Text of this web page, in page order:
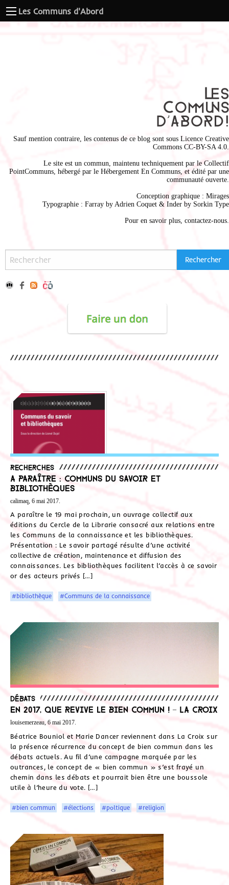
Les Communs d'Abord
Sauf mention contraire, les contenus de ce blog sont sous Licence Creative
Commons CC-BY-SA 4.0
Le site est un commun, maintenu techniquement par le Collectif
PointCommuns , hébergé par le Hébergement En Communs , et édité par une
communauté ouverte.
Conception graphique : Mirages
Typographie : Farray by Adrien Coquet & Inder by Sorkin Type
Pour en savoir plus, contactez-nous
Recherches
A paraître : Communs du savoir et
bibliothèques
calimaq, 6 mai 2017.
A paraître le 19 mai prochain, un ouvrage collectif aux
éditions du Cercle de la Librarie consacré aux relations entre
les Communs de la connaissance et les bibliothèques.
Présentation : Le savoir partagé résulte d’une activité
collective de création, maintenance et diffusion des
connaissances. Les bibliothèques facilitent l’accès à ce savoir
or des acteurs privés […]
#bibliothèque #Communs de la connaissance
Débats
En 2017, que revive le bien commun ! – La Croix
louisemerzeau, 6 mai 2017.
Béatrice Bouniol et Marie Dancer reviennent dans La Croix sur
la présence récurrence du concept de bien commun dans les
débats actuels. Au fil d’une campagne marquée par les
outrances, le concept de « bien commun » s’est frayé un
chemin dans les débats et pourrait bien être une boussole
utile à l’heure du vote. […]
#bien commun #élections #poltique #religion